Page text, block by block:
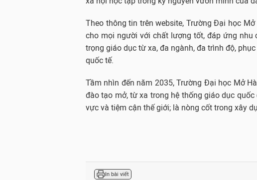
Theo thông tin trên website, Trường Đại học
cho mọi người với chất lượng tốt, đáp ứng nhu
trọng giáo dục từ xa, đa ngành, đa trình độ,
quốc tế.
Tầm nhìn đến năm 2035, Trường Đại học Mở
đào tạo mở, từ xa trong hệ thống giáo dục
vực và tiệm cận thế giới; là nòng cốt trong xây
In bài viết